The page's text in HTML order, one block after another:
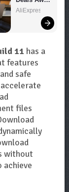
– Shop
AliExpress
11 has a
features
safe
files
without
achieve